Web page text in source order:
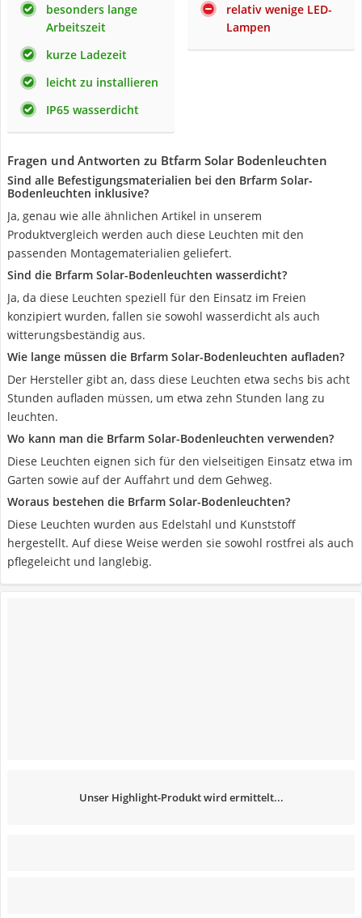
besonders lange
Arbeitszeit
kurze Ladezeit
leicht zu installieren
IP65 wasserdicht
relativ wenige LED-
Lampen
Fragen und Antworten zu Btfarm ‎Solar Bodenleuchten
Sind alle Befestigungsmaterialien bei den Brfarm Solar-
Bodenleuchten inklusive?
Ja, genau wie alle ähnlichen Artikel in unserem
Produktvergleich werden auch diese Leuchten mit den
passenden Montagematerialien geliefert.
Sind die Brfarm Solar-Bodenleuchten wasserdicht?
Ja, da diese Leuchten speziell für den Einsatz im Freien
konzipiert wurden, fallen sie sowohl wasserdicht als auch
witterungsbeständig aus.
Wie lange müssen die Brfarm Solar-Bodenleuchten aufladen?
Der Hersteller gibt an, dass diese Leuchten etwa sechs bis acht
Stunden aufladen müssen, um etwa zehn Stunden lang zu
leuchten.
Wo kann man die Brfarm Solar-Bodenleuchten verwenden?
Diese Leuchten eignen sich für den vielseitigen Einsatz etwa im
Garten sowie auf der Auffahrt und dem Gehweg.
Woraus bestehen die Brfarm Solar-Bodenleuchten?
Diese Leuchten wurden aus Edelstahl und Kunststoff
hergestellt. Auf diese Weise werden sie sowohl rostfrei als auch
pflegeleicht und langlebig.
Unser Highlight-Produkt wird ermittelt...